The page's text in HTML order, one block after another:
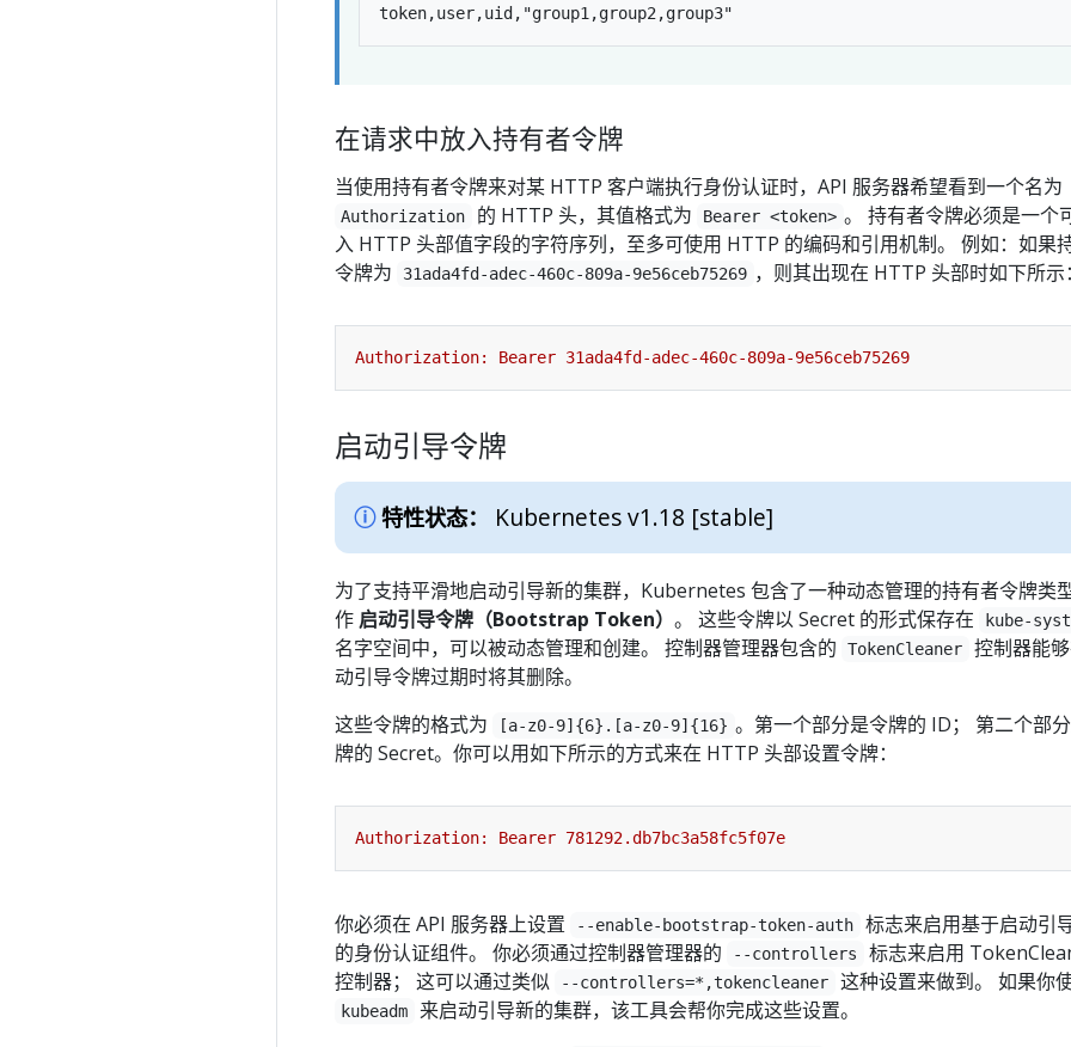
在请求中放入持有者令牌
当使用持有者令牌来对某 HTTP 客户端执行身份认证时，API 服务器希望看到一个名为
Authorization 的 HTTP 头，其值格式为 Bearer <token> 。 持有者令牌必须是一个
入 HTTP 头部值字段的字符序列，至多可使用 HTTP 的编码和引用机制。 例如：如果
令牌为
31ada4fd-adec-460c-809a-9e56ceb75269 ，则其出现在 HTTP 头部时如下所示：
启动引导令牌
特性状态： Kubernetes v1.18 [stable]
为了支持平滑地启动引导新的集群，Kubernetes 包含了一种动态管理的持有者令牌类
作 启动引导令牌（Bootstrap Token） 。 这些令牌以 Secret 的形式保存在 kube-
名字空间中，可以被动态管理和创建。 控制器管理器包含的 TokenCleaner
控制器能
动引导令牌过期时将其删除。
这些令牌的格式为
[a-z0-9]{6}.[a-z0-9]{16} 。第一个部分是令牌的 ID； 第二个部
牌的 Secret。你可以用如下所示的方式来在 HTTP 头部设置令牌：
你必须在 API 服务器上设置 --enable-bootstrap-token-auth
标志来启用基于启动引
的身份认证组件。 你必须通过控制器管理器的
--controllers
标志来启用
控制器； 这可以通过类似
--controllers=*,tokencleaner 这种设置来做到。 如果你
kubeadm
来启动引导新的集群，该工具会帮你完成这些设置。